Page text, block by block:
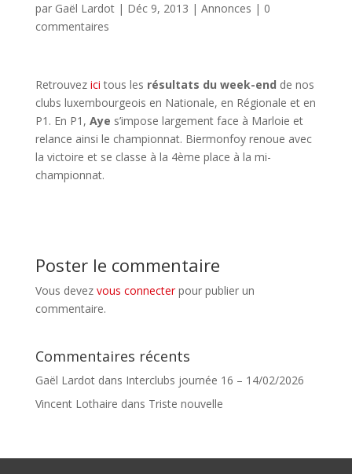
par Gaël Lardot| Déc 9, 2013 | Annonces | 0
commentaires
Retrouvez icitous les résultats du week-end de nos
clubs luxembourgeois en Nationale, en Régionale et en
P1. En P1, Aye s’impose largement face à Marloie et
relance ainsi le championnat. Biermonfoy renoue avec
la victoire et se classe à la 4ème place à la mi-
championnat.
Poster le commentaire
Vous devez vous connecterpour publier un
commentaire.
Commentaires récents
Gaël Lardotdans Interclubs journée 16 – 14/02/2026
Vincent Lothaire dans Triste nouvelle